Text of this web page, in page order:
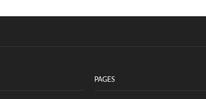
PAGES